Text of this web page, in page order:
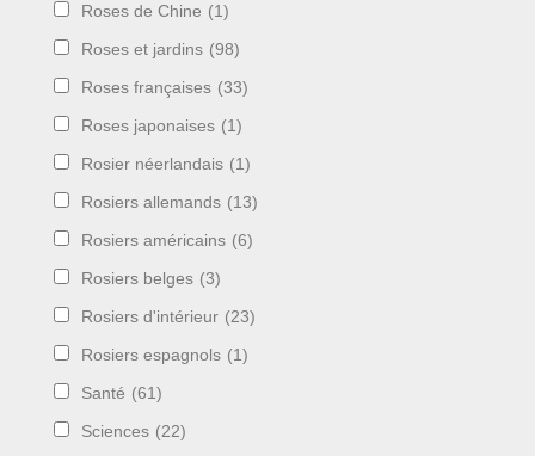
Roses de Chine (1)
Roses et jardins (98)
Roses françaises (33)
Roses japonaises (1)
Rosier néerlandais (1)
Rosiers allemands (13)
Rosiers américains (6)
Rosiers belges (3)
Rosiers d'intérieur (23)
Rosiers espagnols (1)
Santé (61)
Sciences (22)